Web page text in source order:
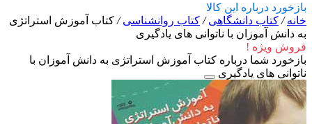
بازخورد درباره این کالا
خانه/ کتاب دانشگاهی/ کتاب روانشناسی/ کتاب آموزش استراتژی
به دانش آموزان با ناتوانی های یادگیری
فروش ویژه !
بازخورد شما درباره کتاب آموزش استراتژی به دانش آموزان با
ناتوانی های یادگیری